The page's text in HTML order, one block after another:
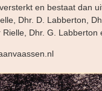
en bestaat dan
Dhr. D. Labberton,
Dhr. G. Labberton